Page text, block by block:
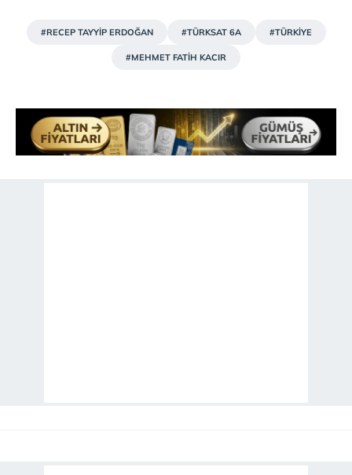
#RECEP TAYYİP ERDOĞAN #TÜRKSAT 6A #TÜRKİYE
#MEHMET FATİH KACIR